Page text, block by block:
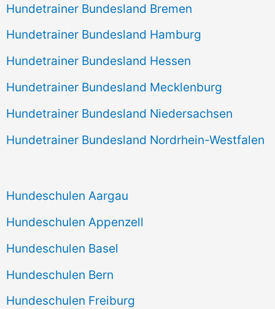
Hundetrainer Bundesland Bremen
Hundetrainer Bundesland Hamburg
Hundetrainer Bundesland Hessen
Hundetrainer Bundesland Mecklenburg
Hundetrainer Bundesland Niedersachsen
Hundetrainer Bundesland Nordrhein-Westfalen
Hundeschulen Aargau
Hundeschulen Appenzell
Hundeschulen Basel
Hundeschulen Bern
Hundeschulen Freiburg